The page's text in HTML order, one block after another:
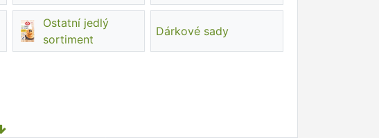
Ostatní jedlý
sortiment
Dárkové sady